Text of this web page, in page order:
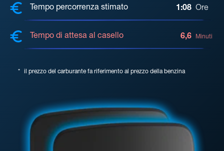
Tempo percorrenza stimato 1:08 Ore
Tempo di attesa al casello 6,6 Minuti
* il prezzo del carburante fa riferimento al prezzo della benzina